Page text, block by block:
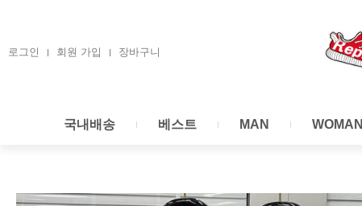
츠로그인 회원 가입 장바구니
국내배송 베스트 MAN WOMAN